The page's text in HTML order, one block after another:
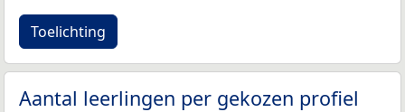
Toelichting
Aantal leerlingen per gekozen profiel